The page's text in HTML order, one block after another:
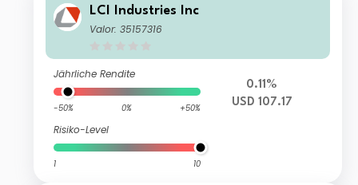
LCI Industries Inc
Valor: 35157316
Jährliche Rendite
-50% 0% +50%
Risiko-Level
1 10
0.11%
USD 107.17